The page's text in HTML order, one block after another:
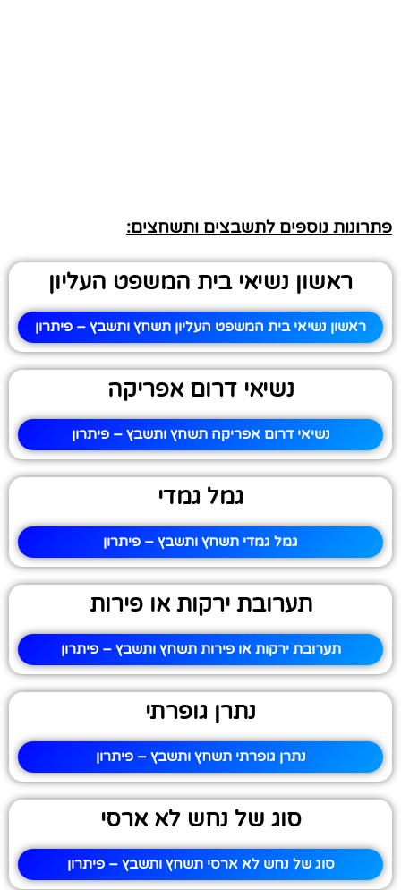
פתרונות נוספים לתשבצים ותשחצים:
ראשון נשיאי בית המשפט העליון
ראשון נשיאי בית המשפט העליון תשחץ ותשבץ – פיתרון
נשיאי דרום אפריקה
נשיאי דרום אפריקה תשחץ ותשבץ – פיתרון
גמל גמדי
גמל גמדי תשחץ ותשבץ – פיתרון
תערובת ירקות או פירות
תערובת ירקות או פירות תשחץ ותשבץ – פיתרון
נתרן גופרתי
נתרן גופרתי תשחץ ותשבץ – פיתרון
סוג של נחש לא ארסי
סוג של נחש לא ארסי תשחץ ותשבץ – פיתרון